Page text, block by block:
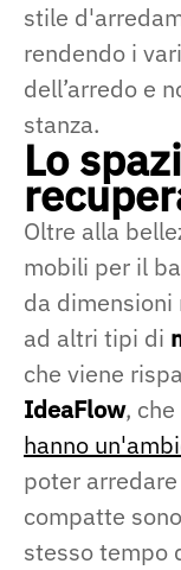
stile
rendendo i
dell’arredo e
stanza.
Lo
Oltre alla
mobili per il
da
ad altri tipi di
che viene
IdeaFlow,
hanno
poter
compatte
stesso tempo